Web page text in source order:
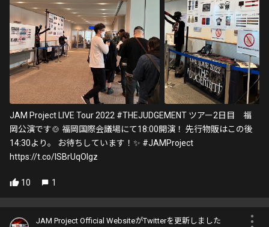
JAM Project LIVE Tour 2022 #THEJUDGEMENT ツアー2日目 福
岡公演です🍲 福岡国際会議場にて18:00開演！ 先行物販はこの後
14:30より。 お待ちしています！✨ #JAMProject
https://t.co/lSBrUqOIgz
10 1
JAM Project Official WebsiteがTwitterを更新しました